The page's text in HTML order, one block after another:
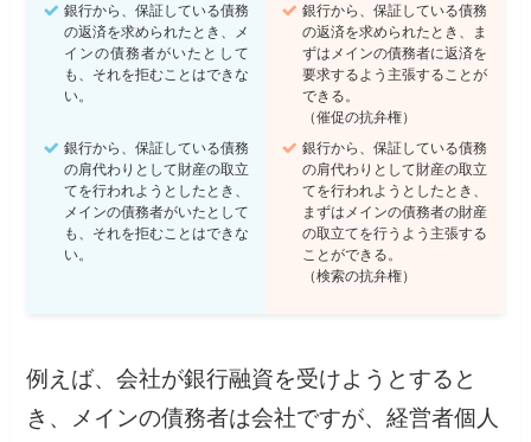
銀行から、保証している債務
の返済を求められたとき、メ
インの債務者がいたとして
も、それを拒むことはできな
い。
銀行から、保証している債務
の肩代わりとして財産の取立
てを行われようとしたとき、
メインの債務者がいたとして
も、それを拒むことはできな
い。
銀行から、保証している債務
の返済を求められたとき、ま
ずはメインの債務者に返済を
要求するよう主張することが
できる。
（催促の抗弁権）
銀行から、保証している債務
の肩代わりとして財産の取立
てを行われようとしたとき、
まずはメインの債務者の財産
の取立てを行うよう主張する
ことができる。
（検索の抗弁権）
例えば、会社が銀行融資を受けようとすると
き、メインの債務者は会社ですが、経営者個人